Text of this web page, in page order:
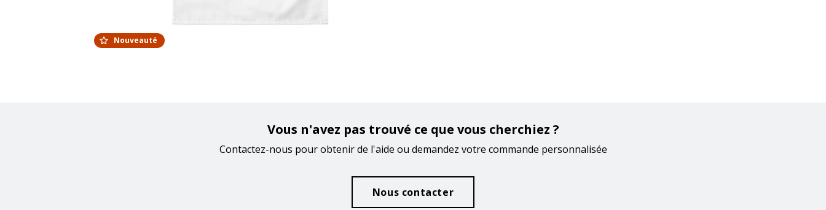
Nouveauté
Vous n'avez pas trouvé ce que vous cherchiez ?
Contactez-nous pour obtenir de l'aide ou demandez votre commande personnalisée
Nous contacter